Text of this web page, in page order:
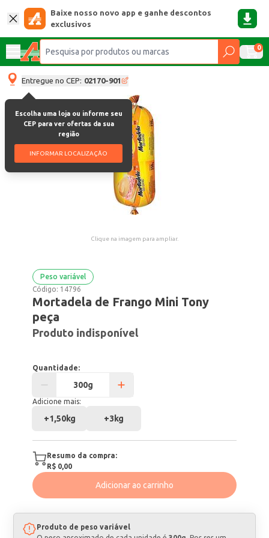
Baixe nosso novo app e ganhe descontos
exclusivos
0
Entregue no CEP: 02170-901
Escolha uma loja ou informe seu
CEP para ver ofertas da sua
região
INFORMAR LOCALIZAÇÃO
Clique na imagem para ampliar.
Peso variável
Código: 14796
Mortadela de Frango Mini Tony
peça
Produto indisponível
Quantidade:
Adicione mais:
+1,50kg +3kg
Resumo da compra:
R$ 0,00
Adicionar ao carrinho
Produto de peso variável